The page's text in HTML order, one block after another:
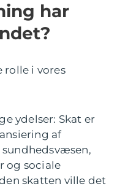
har
rolle i vores
ydelser: Skat er
af
og sociale
skatten ville det